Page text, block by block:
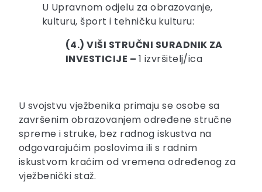
U Upravnom odjelu za obrazovanje,
kulturu, šport i tehničku kulturu:
(4.) VIŠI STRUČNI SURADNIK ZA
INVESTICIJE – 1 izvršitelj/ica
U svojstvu vježbenika primaju se osobe sa
završenim obrazovanjem određene stručne
spreme i struke, bez radnog iskustva na
odgovarajućim poslovima ili s radnim
iskustvom kraćim od vremena određenog za
vježbenički staž.